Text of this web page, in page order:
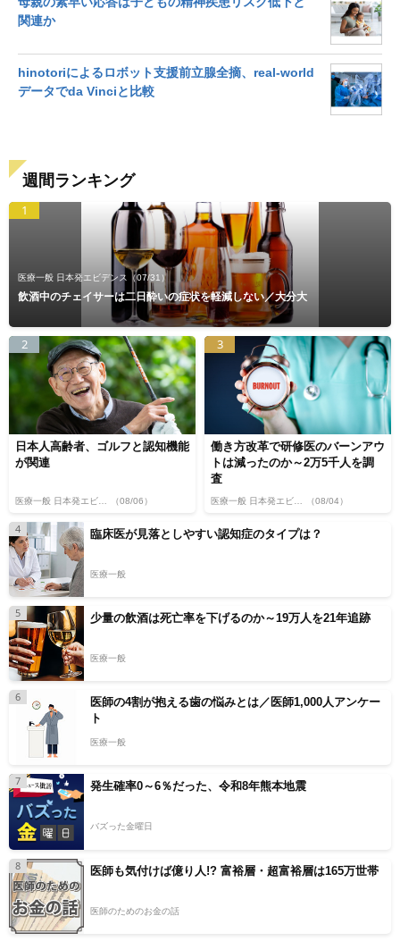
関連か
hinotoriによるロボット支援前立腺全摘、real-world
データでda Vinciと比較
週間ランキング
1
医療一般 日本発エビデンス （07/31）
飲酒中のチェイサーは二日酔いの症状を軽減しない／大分大
2
日本人高齢者、ゴルフと認知機能
が関連
（08/06）
3
働き方改革で研修医のバーンアウ
トは減ったのか～2万5千人を調
査
（08/04）
4 臨床医が見落としやすい認知症のタイプは？
医療一般
5 少量の飲酒は死亡率を下げるのか～19万人を21年追跡
医療一般
6
医師の4割が抱える歯の悩みとは／医師1,000人アンケー
ト
医療一般
7 発生確率0～6％だった、令和8年熊本地震
バズった金曜日
8 医師も気付けば億り人!? 富裕層・超富裕層は165万世帯
医師のためのお金の話